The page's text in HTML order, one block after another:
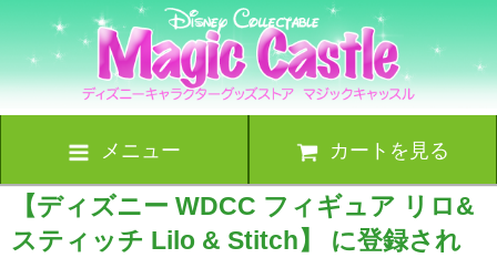
メニュー カートを見る
【ディズニー WDCC フィギュア リロ&
スティッチ Lilo & Stitch】 に登録され